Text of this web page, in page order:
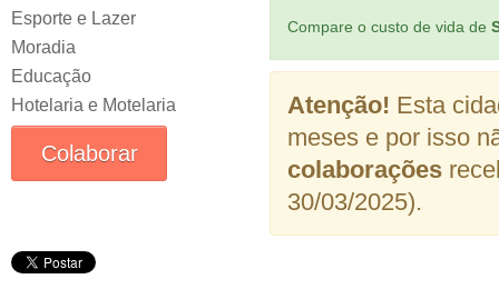
Esporte e Lazer
Moradia
Educação
Hotelaria e Motelaria
Colaborar
Compare o custo de vida de
Atenção! Esta
meses e por isso
colaborações
30/03/2025).